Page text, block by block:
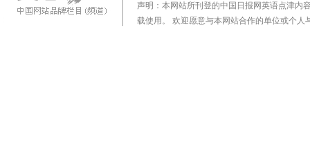
声明：本网站所刊登的中国日报网英语点津内
载使用。 欢迎愿意与本网站合作的单位或个人